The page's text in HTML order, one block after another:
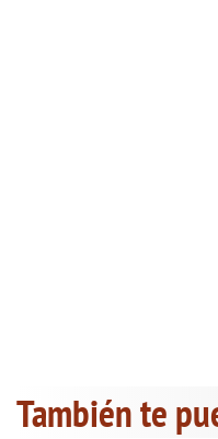
También te